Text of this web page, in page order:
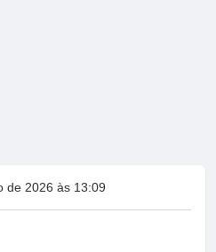
de 2026 às 13:09